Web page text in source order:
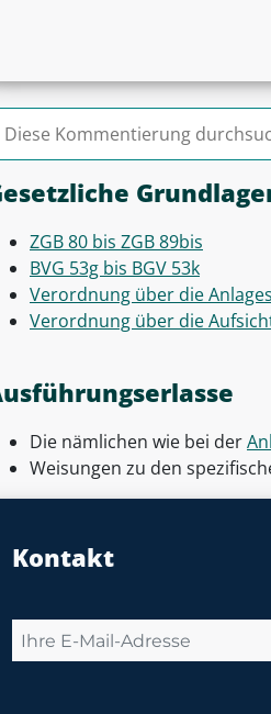
nach:
ZGB 80 bis ZGB 89bis
BVG 53g bis BGV 53k
Verordnung über die
Verordnung über die
Die nämlichen wie bei der
Weisungen zu den
Kontakt